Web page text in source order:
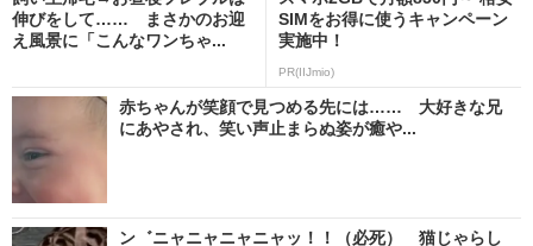
伸びをして…… まさかのお迎
え風景に「こんなワンちゃ...
SIMをお得に使うキャンペーン
実施中！
PR(IIJmio)
赤ちゃんが笑顔で見つめる先には…… 大好きな兄
にあやされ、笑い声止まらぬ姿が癒や...
ン゛ニャニャニャニャッ！！（必死） 猫じゃらし